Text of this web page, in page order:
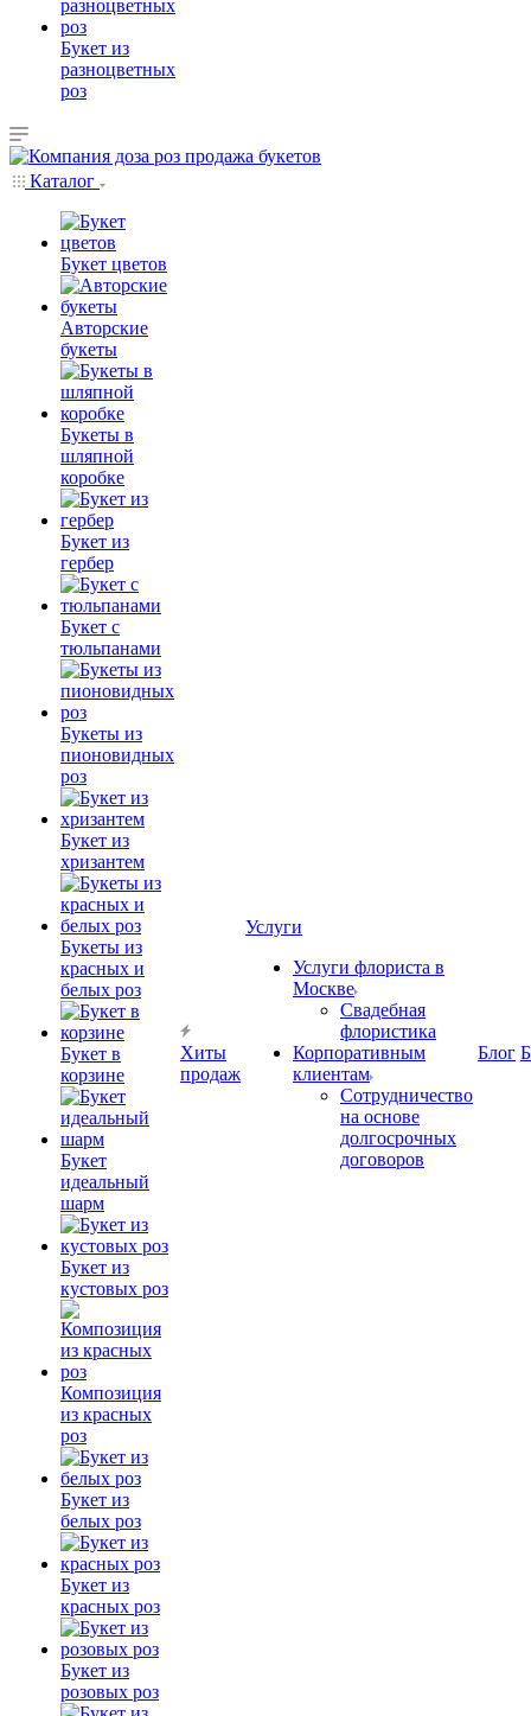
Букет из
разноцветных
роз
Каталог
Букет цветов
Авторские
букеты
Букеты в
шляпной
коробке
Букет из
гербер
Букет с
тюльпанами
Букеты из
пионовидных
роз
Букет из
хризантем
Букеты из
красных и
белых роз
Букет в
корзине
Букет
идеальный
шарм
Букет из
кустовых роз
Композиция
из красных
роз
Букет из
белых роз
Букет из
красных роз
Букет из
розовых роз
Хиты
продаж
Услуги
Услуги флориста в
Москве
Свадебная
флористика
Корпоративным
клиентам
Сотрудничество
на основе
долгосрочных
договоров
Блог